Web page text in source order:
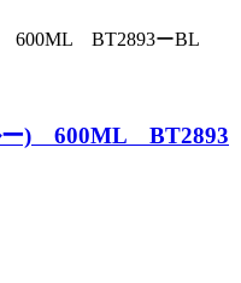
ー) 600ML BT2893